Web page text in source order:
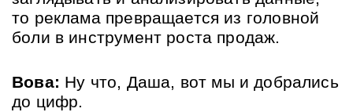
то реклама превращается из головной
боли в инструмент роста продаж.
Вова: Ну что, Даша, вот мы и добрались
до цифр.